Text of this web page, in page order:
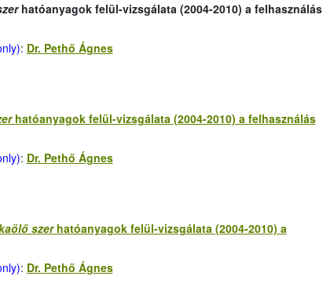
hatóanyagok felül-vizsgálata (2004-2010) a felhasználás
: Dr. Pethő Ágnes
hatóanyagok felül-vizsgálata (2004-2010) a felhasználás
: Dr. Pethő Ágnes
szerhatóanyagok felül-vizsgálata (2004-2010) a
: Dr. Pethő Ágnes